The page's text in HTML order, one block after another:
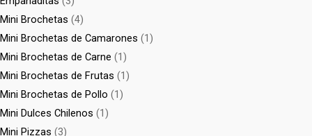
Mini Brochetas (4)
Mini Brochetas de Camarones (1)
Mini Brochetas de Carne (1)
Mini Brochetas de Frutas (1)
Mini Brochetas de Pollo (1)
Mini Dulces Chilenos (1)
Mini Pizzas (3)